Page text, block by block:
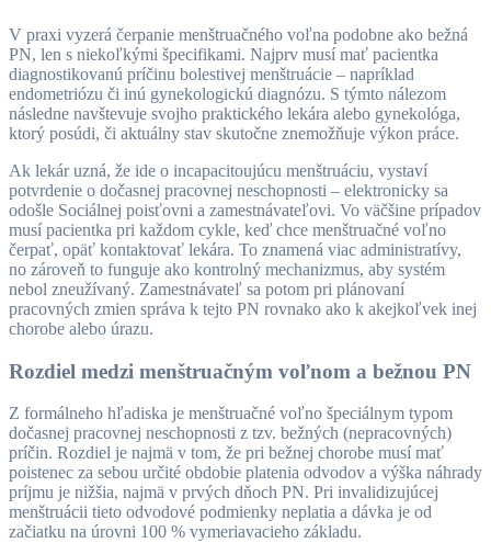
V praxi vyzerá čerpanie menštruačného voľna podobne ako bežná
PN, len s niekoľkými špecifikami. Najprv musí mať pacientka
diagnostikovanú príčinu bolestivej menštruácie – napríklad
endometriózu či inú gynekologickú diagnózu. S týmto nálezom
následne navštevuje svojho praktického lekára alebo gynekológa,
ktorý posúdi, či aktuálny stav skutočne znemožňuje výkon práce.
Ak lekár uzná, že ide o incapacitoujúcu menštruáciu, vystaví
potvrdenie o dočasnej pracovnej neschopnosti – elektronicky sa
odošle Sociálnej poisťovni a zamestnávateľovi. Vo väčšine prípadov
musí pacientka pri každom cykle, keď chce menštruačné voľno
čerpať, opäť kontaktovať lekára. To znamená viac administratívy,
no zároveň to funguje ako kontrolný mechanizmus, aby systém
nebol zneužívaný. Zamestnávateľ sa potom pri plánovaní
pracovných zmien správa k tejto PN rovnako ako k akejkoľvek inej
chorobe alebo úrazu.
Rozdiel medzi menštruačným voľnom a bežnou PN
Z formálneho hľadiska je menštruačné voľno špeciálnym typom
dočasnej pracovnej neschopnosti z tzv. bežných (nepracovných)
príčin. Rozdiel je najmä v tom, že pri bežnej chorobe musí mať
poistenec za sebou určité obdobie platenia odvodov a výška náhrady
príjmu je nižšia, najmä v prvých dňoch PN. Pri invalidizujúcej
menštruácii tieto odvodové podmienky neplatia a dávka je od
začiatku na úrovni 100 % vymeriavacieho základu.